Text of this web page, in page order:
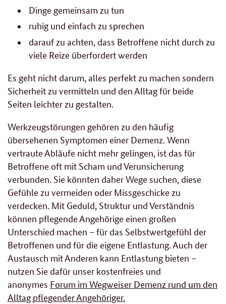
Dinge gemeinsam zu tun
ruhig und einfach zu sprechen
darauf zu achten, dass Betroffene nicht durch zu
viele Reize überfordert werden
Es geht nicht darum, alles perfekt zu machen sondern
Sicherheit zu vermitteln und den Alltag für beide
Seiten leichter zu gestalten.
Werkzeugstörungen gehören zu den häufig
übersehenen Symptomen einer Demenz. Wenn
vertraute Abläufe nicht mehr gelingen, ist das für
Betroffene oft mit Scham und Verunsicherung
verbunden. Sie könnten daher Wege suchen, diese
Gefühle zu vermeiden oder Missgeschicke zu
verdecken. Mit Geduld, Struktur und Verständnis
können pflegende Angehörige einen großen
Unterschied machen – für das Selbstwertgefühl der
Betroffenen und für die eigene Entlastung. Auch der
Austausch mit Anderen kann Entlastung bieten –
nutzen Sie dafür unser kostenfreies und
anonymes Forum im Wegweiser Demenz rund um den
Alltag pflegender Angehöriger.